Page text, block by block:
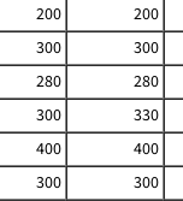
200 200
300 300
280 280
300 330
400 400
300 300